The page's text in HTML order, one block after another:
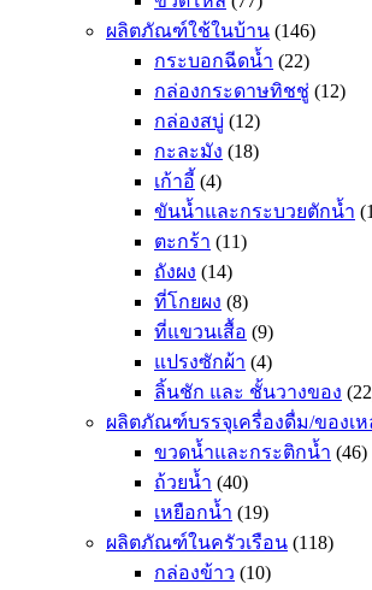
ผลิตภัณฑ์ใช้ในบ้าน (146)
กระบอกฉีดน้ำ (22)
กล่องกระดาษทิชชู่ (12)
กล่องสบู่ (12)
กะละมัง (18)
เก้าอี้ (4)
ขันน้ำและกระบวยตักน้ำ
ตะกร้า (11)
ถังผง (14)
ที่โกยผง (8)
ที่แขวนเสื้อ (9)
แปรงซักผ้า (4)
ลิ้นชัก และ ชั้นวางของ
ผลิตภัณฑ์บรรจุเครื่องดื่ม/ของเห
ขวดน้ำและกระติกน้ำ (46)
ถ้วยน้ำ (40)
เหยือกน้ำ (19)
ผลิตภัณฑ์ในครัวเรือน (118)
กล่องข้าว (10)